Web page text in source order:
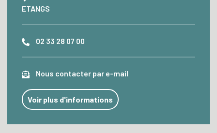
ETANGS
02 33 28 07 00
Nous contacter par e-mail
Voir plus d'informations